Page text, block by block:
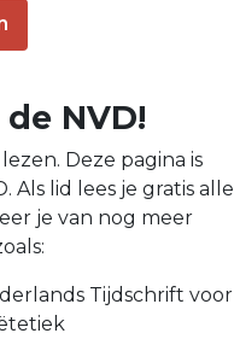
NVD!
Deze pagina is
Als lid lees je gratis alle
je van nog meer
Tijdschrift voor